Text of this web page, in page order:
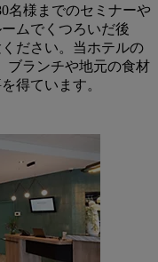
名様までのセミナーや
ムでくつろいだ後
ださい。当ホテルの
ブランチや地元の食材
得ています。